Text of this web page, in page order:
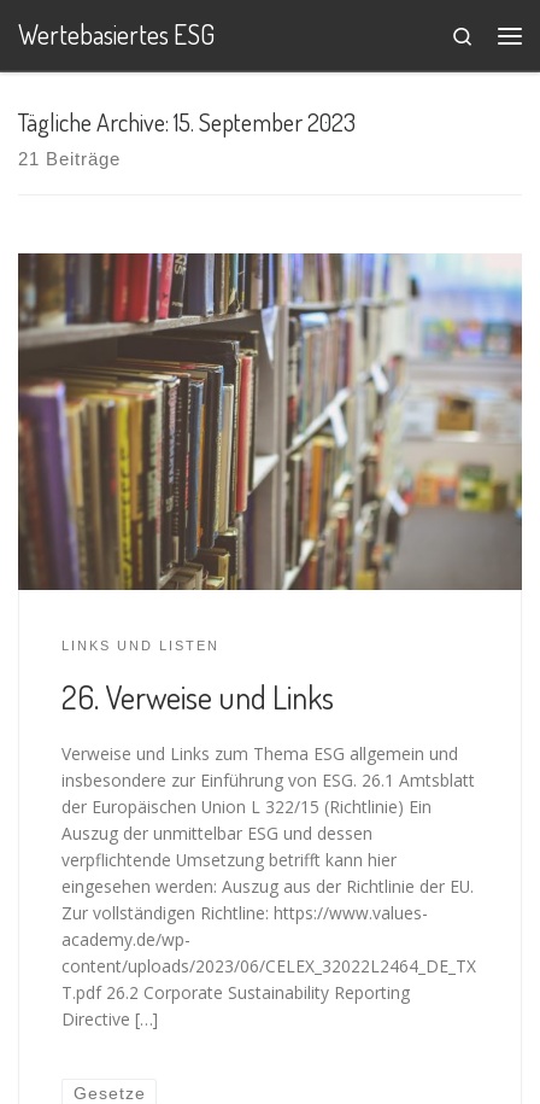
Zum Inhalt springen
Wertebasiertes ESG
Search
Tägliche Archive:15. September 2023
21 Beiträge
LINKS UND LISTEN
26. Verweise und Links
Verweise und Links zum Thema ESG allgemein und
insbesondere zur Einführung von ESG. 26.1 Amtsblatt
der Europäischen Union L 322/15 (Richtlinie) Ein
Auszug der unmittelbar ESG und dessen
verpflichtende Umsetzung betrifft kann hier
eingesehen werden: Auszug aus der Richtlinie der EU.
Zur vollständigen Richtline: https://www.values-
academy.de/wp-
content/uploads/2023/06/CELEX_32022L2464_DE_TX
T.pdf 26.2 Corporate Sustainability Reporting
Directive […]
Gesetze